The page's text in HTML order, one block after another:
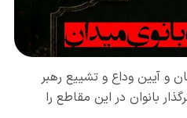
و آیین وداع و تشییع رهبر
بانوان در این مقاطع را